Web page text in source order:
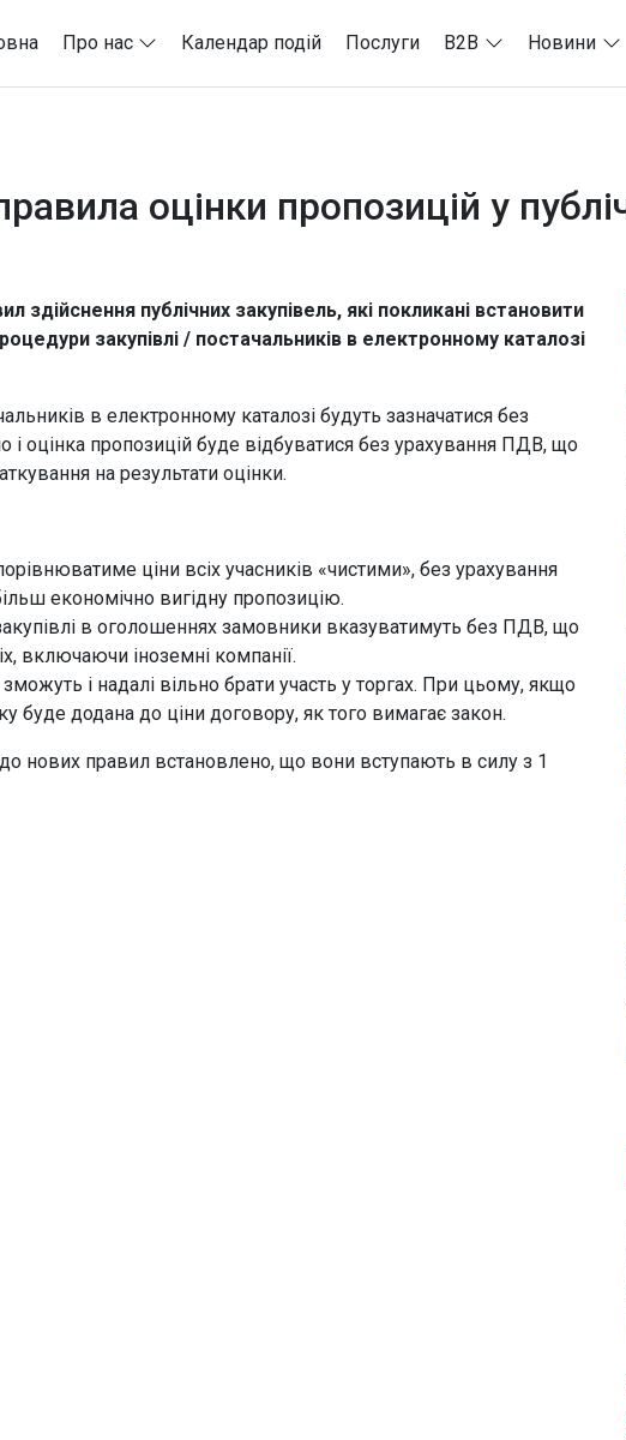
Про нас Календар подій Послуги B2B Новини
оцінки пропозицій у
здійснення публічних закупівель, які покликані встановити
закупівлі / постачальників в електронному каталозі
в електронному каталозі будуть зазначатися без
і оцінка пропозицій буде відбуватися без урахування ПДВ, що
на результати оцінки.
ціни всіх учасників «чистими», без урахування
економічно вигідну пропозицію.
в оголошеннях замовники вказуватимуть без ПДВ, що
включаючи іноземні компанії.
і надалі вільно брати участь у торгах. При цьому, якщо
додана до ціни договору, як того вимагає закон.
нових правил встановлено, що вони вступають в силу з 1